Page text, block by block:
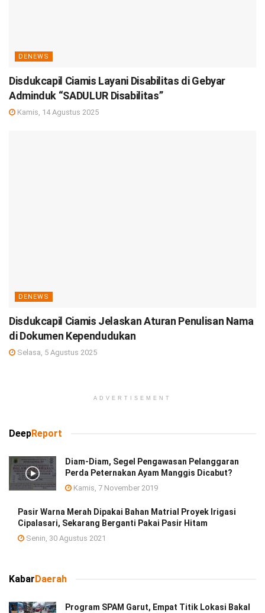
DENEWS
Disdukcapil Ciamis Layani Disabilitas di Gebyar
Adminduk “SADULUR Disabilitas”
Kamis, 14 Agustus 2025
DENEWS
Disdukcapil Ciamis Jelaskan Aturan Penulisan Nama
di Dokumen Kependudukan
Selasa, 5 Agustus 2025
ADVERTISEMENT
DeepReport
Diam-Diam, Segel Pengawasan Pelanggaran
Perda Peternakan Ayam Manggis Dicabut?
Kamis, 7 November 2019
Pasir Warna Merah Dipakai Bahan Matrial Proyek Irigasi
Cipalasari, Sekarang Berganti Pakai Pasir Hitam
Senin, 30 Agustus 2021
Kabar Daerah
Program SPAM Garut, Empat Titik Lokasi Bakal